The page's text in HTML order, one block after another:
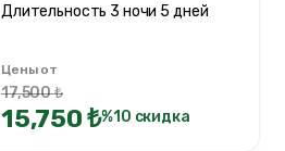
Длительность 3 ночи 5 дней
Цены от
17,500 ₺
15,750 ₺%10 скидка